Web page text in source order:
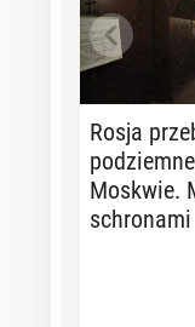
Rosja
Moskwie.
schro­na­mi